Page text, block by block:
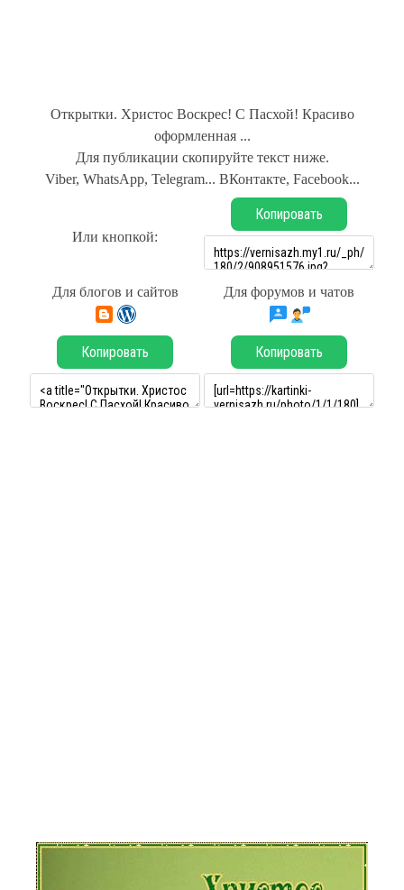
Открытки. Христос Воскрес! С Пасхой! Красиво
оформленная ...
Для публикации скопируйте текст ниже.
Viber, WhatsApp, Telegram... ВКонтакте, Facebook...
Или кнопкой:
Копировать
Для блогов и сайтов Для форумов и чатов
Копировать Копировать